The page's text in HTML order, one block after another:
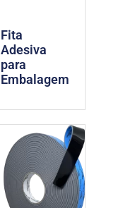
Fita
Adesiva
para
Embalagem